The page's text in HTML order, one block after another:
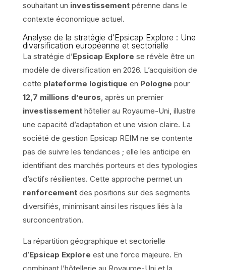
souhaitant un investissementpérenne dans le
contexte économique actuel.
Analyse de la stratégie d’Epsicap Explore : Une
diversification européenne et sectorielle
La stratégie d’Epsicap Explore se révèle être un
modèle de diversification en 2026. L’acquisition de
cette plateforme logistique en Pologne pour
12,7 millions d’euros, après un premier
investissementhôtelier au Royaume-Uni, illustre
une capacité d’adaptation et une vision claire. La
société de gestion Epsicap REIM ne se contente
pas de suivre les tendances ; elle les anticipe en
identifiant des marchés porteurs et des typologies
d’actifs résilientes. Cette approche permet un
renforcementdes positions sur des segments
diversifiés, minimisant ainsi les risques liés à la
surconcentration.
La répartition géographique et sectorielle
d’Epsicap Explore est une force majeure. En